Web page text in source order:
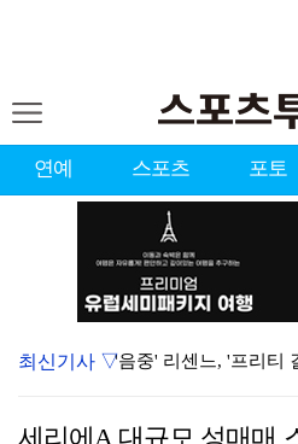
연예 스포츠 포토
'음중' 리센느, '프리티
최신기사 ▽
세리에A 대규모 성매매